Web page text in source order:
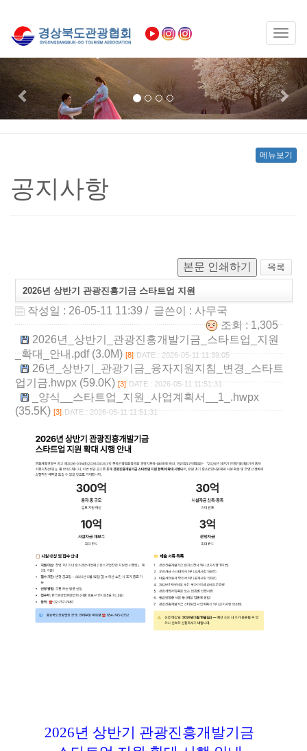
Previous
메뉴보기
공지사항
본문 인쇄하기
2026년 상반기 관광진흥기금 스타트업 지원
작성일 : 26-05-11 11:39 / 글쓴이 : 사무국
조회 : 1,305
2026년_상반기_관광진흥개발기금_스타트업_지원
_확대_안내.pdf (3.0M) [8] DATE : 2026-05-11 11:39:05
26년_상반기_관광기금_융자지원지침_변경_스타트
업기금.hwpx (59.0K) [3] DATE : 2026-05-11 11:51:31
_양식__스타트업_지원_사업계획서__1_.hwpx
(35.5K) [3] DATE : 2026-05-11 11:51:31
2026년 상반기 관광진흥개발기금